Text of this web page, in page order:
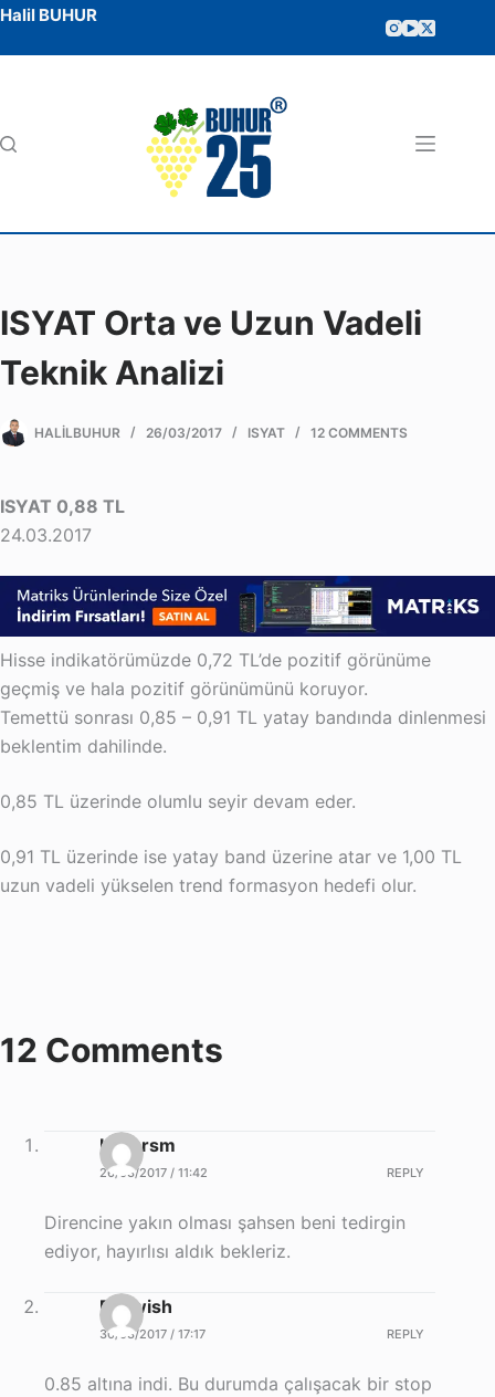
Halil BUHUR
ISYAT Orta ve Uzun Vadeli
Teknik Analizi
HALILBUHUR 26/03/2017 ISYAT 12 COMMENTS
ISYAT 0,88 TL
24.03.2017
Hisse indikatörümüzde 0,72 TL’de pozitif görünüme
geçmiş ve hala pozitif görünümünü koruyor.
Temettü sonrası 0,85 – 0,91 TL yatay bandında dinlenmesi
beklentim dahilinde.
0,85 TL üzerinde olumlu seyir devam eder.
0,91 TL üzerinde ise yatay band üzerine atar ve 1,00 TL
uzun vadeli yükselen trend formasyon hedefi olur.
12 Comments
babarsm
26/03/2017 / 11:42 REPLY
Direncine yakın olması şahsen beni tedirgin
ediyor, hayırlısı aldık bekleriz.
Derwish
30/03/2017 / 17:17 REPLY
0.85 altına indi. Bu durumda çalışacak bir stop